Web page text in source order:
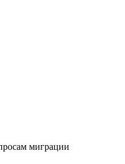
миграции